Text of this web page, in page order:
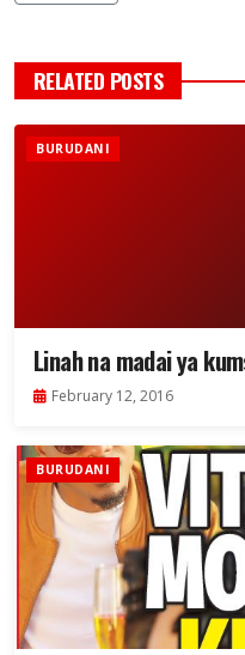
RELATED POSTS
BURUDANI
Linah na madai ya
February 12, 2016
BURUDANI